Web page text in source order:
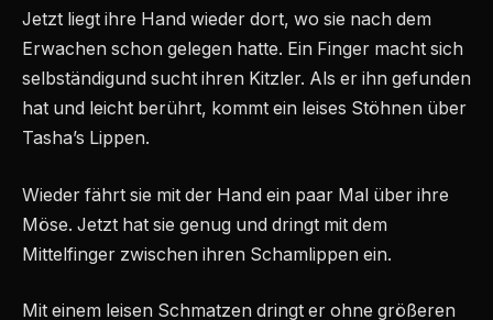
Jetzt liegt ihre Hand wieder dort, wo sie nach dem
Erwachen schon gelegen hatte. Ein Finger macht sich
selbständigund sucht ihren Kitzler. Als er ihn gefunden
hat und leicht berührt, kommt ein leises Stöhnen über
Tasha’s Lippen.
Wieder fährt sie mit der Hand ein paar Mal über ihre
Möse. Jetzt hat sie genug und dringt mit dem
Mittelfinger zwischen ihren Schamlippen ein.
Mit einem leisen Schmatzen dringt er ohne größeren